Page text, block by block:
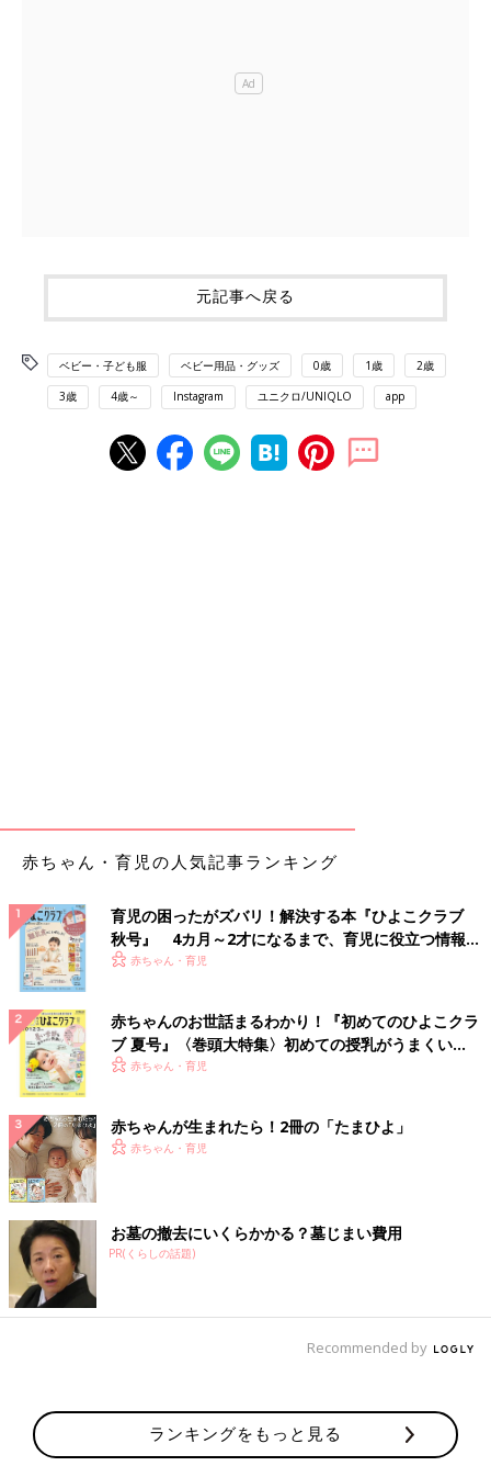
元記事へ戻る
ベビー・子ども服 ベビー用品・グッズ 0歳 1歳 2歳
3歳 4歳～ Instagram ユニクロ/UNIQLO app
赤ちゃん・育児の人気記事ランキング
育児の困ったがズバリ！解決する本『ひよこクラブ
秋号』 4カ月～2才になるまで、育児に役立つ情報が
いっぱい！
赤ちゃん・育児
赤ちゃんのお世話まるわかり！『初めてのひよこクラ
ブ 夏号』〈巻頭大特集〉初めての授乳がうまくい
く！ おっぱい・ミルクの基本と夏のトラブル 解決テ
赤ちゃん・育児
赤ちゃんが生まれたら！2冊の「たまひよ」
赤ちゃん・育児
お墓の撤去にいくらかかる？墓じまい費用
PR(くらしの話題)
Recommended by
ランキングをもっと見る